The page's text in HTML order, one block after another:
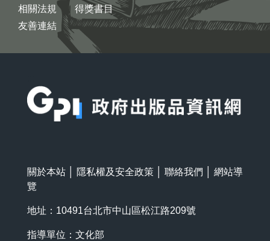
相關法規
友善連結
得獎書目
關於本站 隱私權及安全政策 聯絡我們
網站導
覽
地址：10491台北市中山區松江路209號
指導單位：文化部